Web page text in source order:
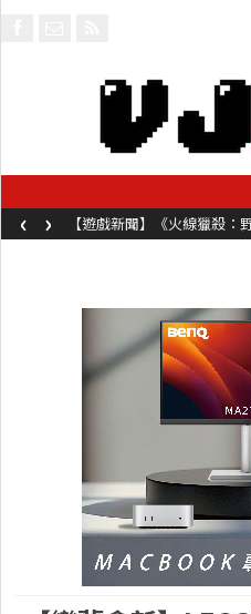
【遊戲新聞】《火線獵殺：
容同時系舊作限時超平價折
‹ ›